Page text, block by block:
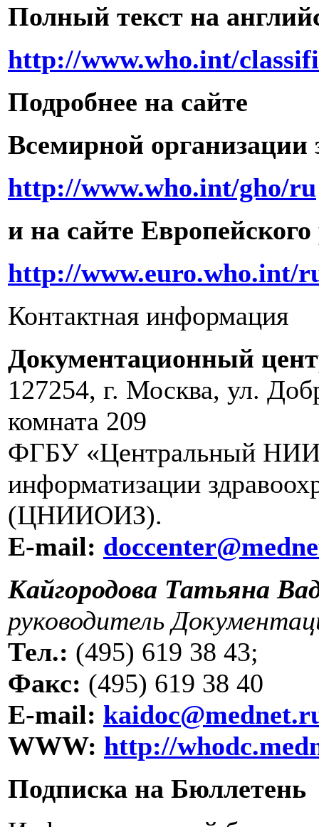
Полный текст на
http://www.who.int/
Подробнее на сайте
Всемирной организации
http://www.who.int/gho/ru
и на сайте
http://www.euro.who.int/
Контактная информация
Документационный
127254, г. Москва, ул.
комната 209
ФГБУ «Центральный НИИ
информатизации
(ЦНИИОИЗ).
E-mail:
Кайгородова Татьяна
руководитель
Тел.: (495) 619 38 43;
Факс: (495) 619 38 40
E-mail:
WWW: http://
Подписка на Бюллетень